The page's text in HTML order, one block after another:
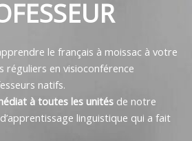
le français à moissac à votre
réguliers en visioconférence
natifs.
à toutes les unitésde notre
linguistique qui a fait